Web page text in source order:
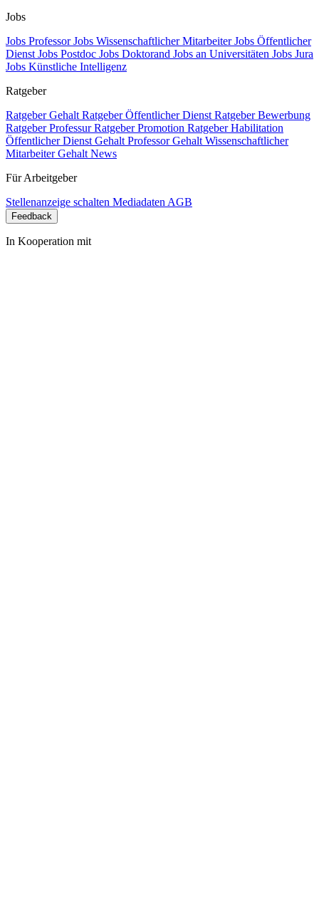
Jobs
Jobs ProfessorJobs Wissenschaftlicher MitarbeiterJobs Öffentlicher
Dienst Jobs Postdoc Jobs Doktorand Jobs an Universitäten Jobs Jura
Jobs Künstliche Intelligenz
Ratgeber
Ratgeber Gehalt Ratgeber Öffentlicher Dienst Ratgeber Bewerbung
Ratgeber ProfessurRatgeber Promotion Ratgeber Habilitation
Öffentlicher Dienst Gehalt Professor Gehalt Wissenschaftlicher
Mitarbeiter Gehalt News
Für Arbeitgeber
Stellenanzeige schalten Mediadaten AGB
Feedback
In Kooperation mit